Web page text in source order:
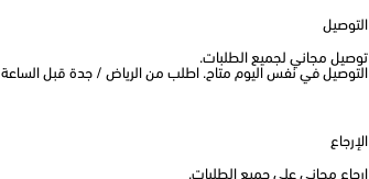
التوصيل
توصيل مجاني لجميع الطلبات.
التوصيل في نفس اليوم متاح. اطلب من الرياض / جدة قبل الساعة 1 ظهراً
الإرجاع
إرجاع مجاني على جميع الطلبات.